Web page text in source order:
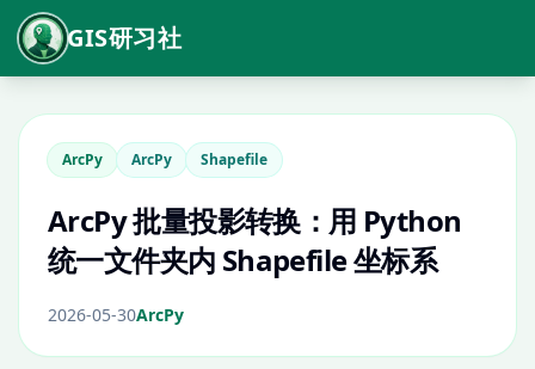
GIS研习社
ArcPy ArcPy Shapefile
ArcPy 批量投影转换：用 Python
统一文件夹内 Shapefile 坐标系
2026-05-30ArcPy